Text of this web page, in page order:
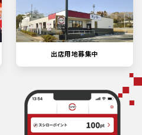
出店用地募集中